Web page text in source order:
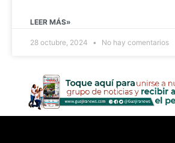
LEER MÁS»
28 octubre, 2024 No hay comentarios